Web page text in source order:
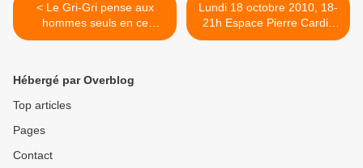
< Le Gri-Gri pense aux
hommes seuls en ce
samedi soir...
Lundi 18 octobre 2010, 18-
21h Espace Pierre Cardin
deux EXPOS un UNE: "Le
Hébergé par Overblog
Top articles
Pages
Contact